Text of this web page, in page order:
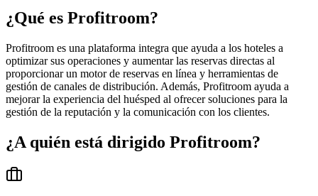
¿Qué es Profitroom?
Profitroom es una plataforma integra que ayuda a los hoteles a
optimizar sus operaciones y aumentar las reservas directas al
proporcionar un motor de reservas en línea y herramientas de
gestión de canales de distribución. Además, Profitroom ayuda a
mejorar la experiencia del huésped al ofrecer soluciones para la
gestión de la reputación y la comunicación con los clientes.
¿A quién está dirigido Profitroom?